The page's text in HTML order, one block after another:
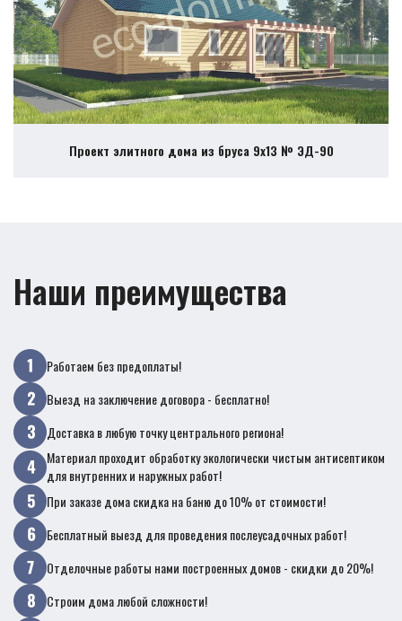
Проект элитного дома из бруса 9х13 № ЭД-90
Наши преимущества
Работаем без предоплаты!
Выезд на заключение договора - бесплатно!
Доставка в любую точку центрального региона!
Материал проходит обработку экологически чистым антисептиком
для внутренних и наружных работ!
При заказе дома скидка на баню до 10% от стоимости!
Бесплатный выезд для проведения послеусадочных работ!
Отделочные работы нами построенных домов - скидки до 20%!
Строим дома любой сложности!